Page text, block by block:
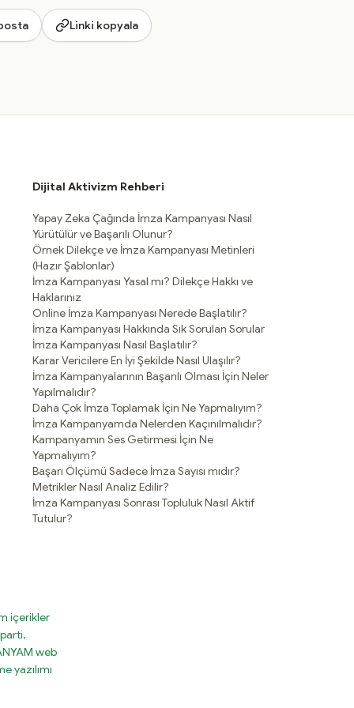
Linki kopyala
Dijital Aktivizm Rehberi
Yapay Zeka Çağında İmza Kampanyası Nasıl
Yürütülür ve Başarılı Olunur?
Örnek Dilekçe ve İmza Kampanyası Metinleri
(Hazır Şablonlar)
İmza Kampanyası Yasal mı? Dilekçe Hakkı ve
Haklarınız
Online İmza Kampanyası Nerede Başlatılır?
İmza Kampanyası Hakkında Sık Sorulan Sorular
İmza Kampanyası Nasıl Başlatılır?
Karar Vericilere En İyi Şekilde Nasıl Ulaşılır?
İmza Kampanyalarının Başarılı Olması İçin Neler
Yapılmalıdır?
Daha Çok İmza Toplamak İçin Ne Yapmalıyım?
İmza Kampanyamda Nelerden Kaçınılmalıdır?
Kampanyamın Ses Getirmesi İçin Ne
Yapmalıyım?
Başarı Ölçümü Sadece İmza Sayısı mıdır?
Metrikler Nasıl Analiz Edilir?
İmza Kampanyası Sonrası Topluluk Nasıl Aktif
Tutulur?
içerikler
web
yazılımı